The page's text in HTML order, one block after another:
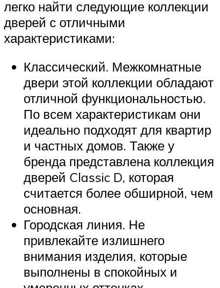
легко найти следующие коллекции
дверей с отличными
характеристиками:
Классический. Межкомнатные
двери этой коллекции обладают
отличной функциональностью.
По всем характеристикам они
идеально подходят для квартир
и частных домов. Также у
бренда представлена ​​коллекция
дверей Classic D, которая
считается более обширной, чем
основная.
Городская линия. Не
привлекайте излишнего
внимания изделия, которые
выполнены в спокойных и